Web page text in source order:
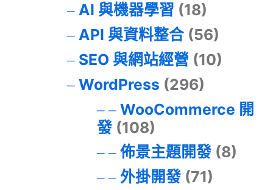
AI 與機器學習 (18)
API 與資料整合(56)
SEO 與網站經營 (10)
WordPress (296)
WooCommerce 開
發(108)
佈景主題開發(8)
外掛開發(71)